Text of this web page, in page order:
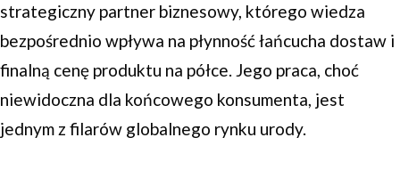
strategiczny partner biznesowy, którego wiedza
bezpośrednio wpływa na płynność łańcucha dostaw i
finalną cenę produktu na półce. Jego praca, choć
niewidoczna dla końcowego konsumenta, jest
jednym z filarów globalnego rynku urody.